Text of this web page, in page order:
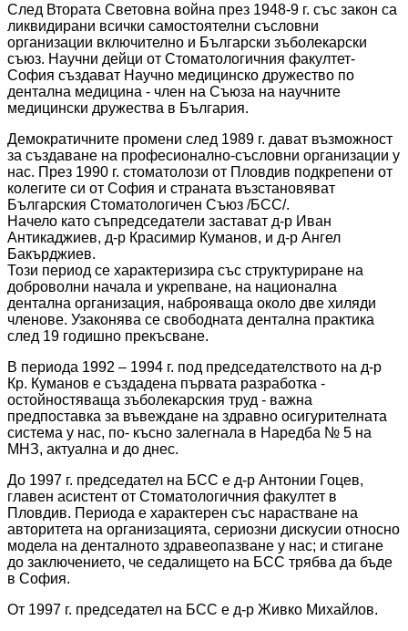
След Вторaтa Световна война през 1948-9 г. със закон са
ликвидирани всички самостоятелни съсловни
организации включително и Български зъболекарски
съюз. Научни дейци от Стоматологичния факултет-
София създават Научно медицинско дружество по
дентална медицина - член на Съюза на научните
медицински дружества в България.
Демократичните промени след 1989 г. дават възможност
за създаване на професионално-съсловни организации у
нас. През 1990 г. стоматолози от Пловдив подкрепени от
колегите си от София и страната възстановяват
Българския Стоматологичен Съюз /БСС/.
Начело като съпредседатели застават д-р Иван
Антикаджиев, д-р Красимир Куманов, и д-р Ангел
Бакърджиев.
Този период се характеризира със структуриране на
доброволни начала и укрепване, на национална
дентална организация, наброяваща около две хиляди
членове. Узаконява се свободната дентална практика
след 19 годишно прекъсване.
В периода 1992 – 1994 г. под председателството на д-р
Кр. Куманов е създадена първата разработка -
остойностяваща зъболекарския труд - важна
предпоставка за въвеждане на здравно осигурителната
система у нас, по- късно залегнала в Наредба № 5 на
МНЗ, актуална и до днес.
До 1997 г. председател на БСС е д-р Антонии Гоцев,
главен асистент от Стоматологичния факултет в
Пловдив. Периода е характерен със нарастване на
авторитета на организацията, сериозни дискусии относно
модела на денталното здравеопазване у нас; и стигане
до заключението, че седалището на БСС трябва да бъде
в София.
От 1997 г. председател на БСС е д-р Живко Михайлов.